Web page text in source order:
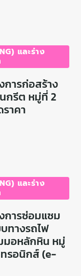
และร่าง
การก่อสร้าง
กรีต หมู่ที่ 2
าคา
และร่าง
การซ่อมแซม
ทางรถไฟ
มอหลักหิน หมู่
ทรอนิกส์ (e-